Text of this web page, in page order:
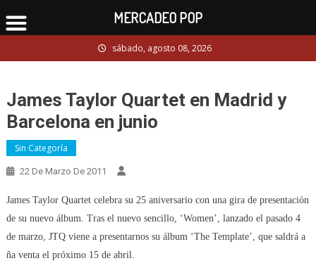
to
sábado, agosto 08, 2026
James Taylor Quartet en Madrid y
Barcelona en junio
Sin Categoría
22 De Marzo De 2011
James Taylor Quartet celebra su 25 aniversario con una gira de presentación
de su nuevo álbum. Tras el nuevo sencillo, ‘Women’, lanzado el pasado 4
de marzo, JTQ viene a presentarnos su álbum ‘The Template’, que saldrá a
ña venta el próximo 15 de abril.
MERCADEO POP